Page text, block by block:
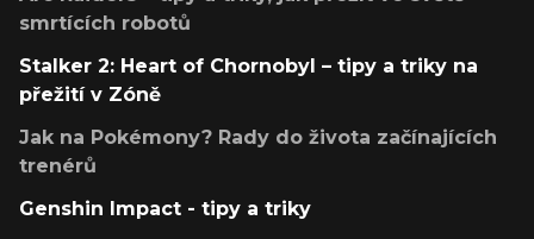
smrtících robotů
Stalker 2: Heart of Chornobyl – tipy a triky na
přežití v Zóně
Jak na Pokémony? Rady do života začínajících
trenérů
Genshin Impact - tipy a triky